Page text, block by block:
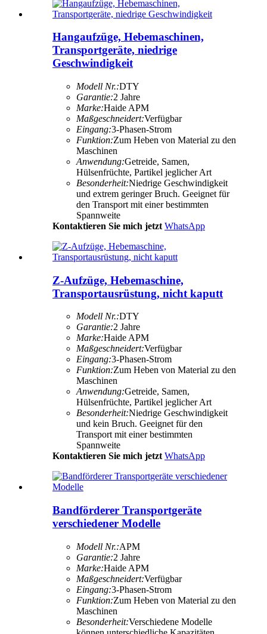
Hangaufzüge, Hebemaschinen,
Transportgeräte, niedrige
Geschwindigkeit
Modell Nr.:DTY
Garantie:2 Jahre
Marke:Haide APM
Maßgeschneidert:Verfügbar
Eingang:3-Phasen-Strom
Funktion:Zum Heben von Material zu den
Maschinen
Anwendung:Getreide, Samen,
Hülsenfrüchte, Partikel jeglicher Art
Besonderheit:Niedrige Geschwindigkeit
und extrem geringer Bruch. Geeignet für
den Transport mit einer bestimmten
Spannweite
Kontaktieren Sie mich jetzt WhatsApp
Z-Aufzüge, Hebemaschine,
Transportausrüstung, nicht kaputt
Modell Nr.:DTY
Garantie:2 Jahre
Marke:Haide APM
Maßgeschneidert:Verfügbar
Eingang:3-Phasen-Strom
Funktion:Zum Heben von Material zu den
Maschinen
Anwendung:Getreide, Samen,
Hülsenfrüchte, Partikel jeglicher Art
Besonderheit:Niedrige Geschwindigkeit
und kein Bruch. Geeignet für den
Transport mit einer bestimmten
Spannweite
Kontaktieren Sie mich jetzt WhatsApp
Bandförderer Transportgeräte
verschiedener Modelle
Modell Nr.:APM
Garantie:2 Jahre
Marke:Haide APM
Maßgeschneidert:Verfügbar
Eingang:3-Phasen-Strom
Funktion:Zum Heben von Material zu den
Maschinen
Besonderheit:Verschiedene Modelle